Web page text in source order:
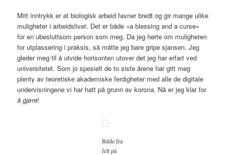
Mitt inntrykk er at biologisk arbeid favner bredt og gir mange ulike
muligheter i arbeidslivet. Det er både «a blessing and a curse»
for en ubesluttsom person som meg. Da jeg hørte om muligheten
for utplassering i praksis, så måtte jeg bare gripe sjansen. Jeg
gleder meg til å utvide horisonten utover det jeg har erfart ved
universitetet. Som jo spesielt de to siste årene har gitt meg
plenty av teoretiske akademiske ferdigheter med alle de digitale
undervisningene vi har hatt på grunn av korona. Nå er jeg klar for
å gjøre!
Bilde fra
felt på